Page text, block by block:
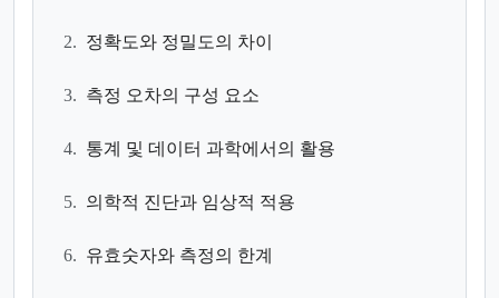
2. 정확도와 정밀도의 차이
3. 측정 오차의 구성 요소
4. 통계 및 데이터 과학에서의 활용
5. 의학적 진단과 임상적 적용
6. 유효숫자와 측정의 한계